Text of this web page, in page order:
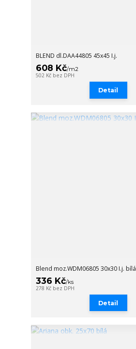
BLEND dl.DAA44805 45x45 I.j.
608 Kč/m2
502 Kč bez DPH
Detail
Blend moz.WDM06805 30x30 I.j. bílá
336 Kč/ks
278 Kč bez DPH
Detail